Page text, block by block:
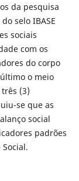
da pesquisa
selo IBASE
sociais
com os
do corpo
o meio
(3)
se que as
social
padrões